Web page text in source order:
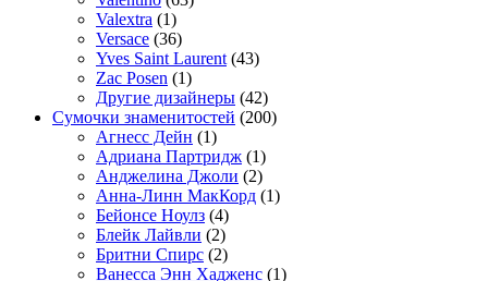
Valextra (1)
Versace (36)
Yves Saint Laurent (43)
Zac Posen (1)
Другие дизайнеры (42)
Сумочки знаменитостей (200)
Агнесс Дейн (1)
Адриана Партридж (1)
Анджелина Джоли (2)
Анна-Линн МакКорд (1)
Бейонсе Ноулз (4)
Блейк Лайвли (2)
Бритни Спирс (2)
Ванесса Энн Хадженс (1)